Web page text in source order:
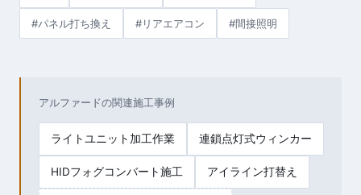
#パネル打ち換え #リアエアコン #間接照明
アルファードの関連施工事例
ライトユニット加工作業 連鎖点灯式ウィンカー
HIDフォグコンバート施工 アイライン打替え